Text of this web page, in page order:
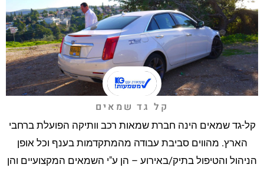
קל גד שמאים
קל-גד שמאים הינה חברת שמאות רכב וותיקה הפועלת ברחבי
הארץ. מהווים סביבת עבודה מהמתקדמות בענף וכל אופן
הניהול והטיפול בתיק/באירוע – הן ע"י השמאים המקצועיים והן